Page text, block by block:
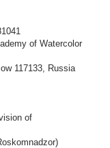
of Watercolor
117133, Russia
of